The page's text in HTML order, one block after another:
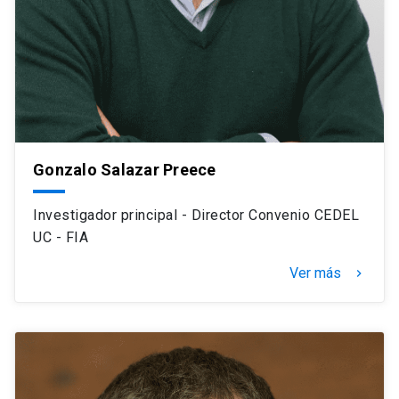
Gonzalo Salazar Preece
Investigador principal - Director Convenio CEDEL
UC - FIA
Ver más navigate_next